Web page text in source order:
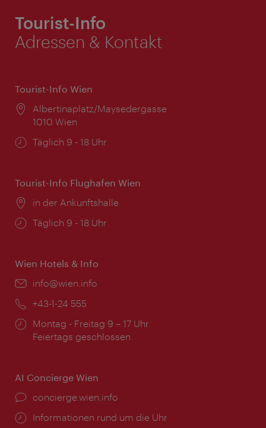
Tourist-Info
Adressen & Kontakt
Tourist-Info Wien
Ort:
Albertinaplatz/Maysedergasse
1010 Wien
Öffnungszeiten:
Täglich 9 - 18 Uhr
Tourist-Info Flughafen Wien
Ort:
in der Ankunftshalle
Öffnungszeiten:
Täglich 9 - 18 Uhr
Wien Hotels & Info
Email:
info@wien.info
Telefon:
+43-1-24 555
Öffnungszeiten:
Montag - Freitag 9 – 17 Uhr
Feiertags geschlossen
AI Concierge Wien
Ort:
concierge.wien.info
Öffnungszeiten:
Informationen rund um die Uhr